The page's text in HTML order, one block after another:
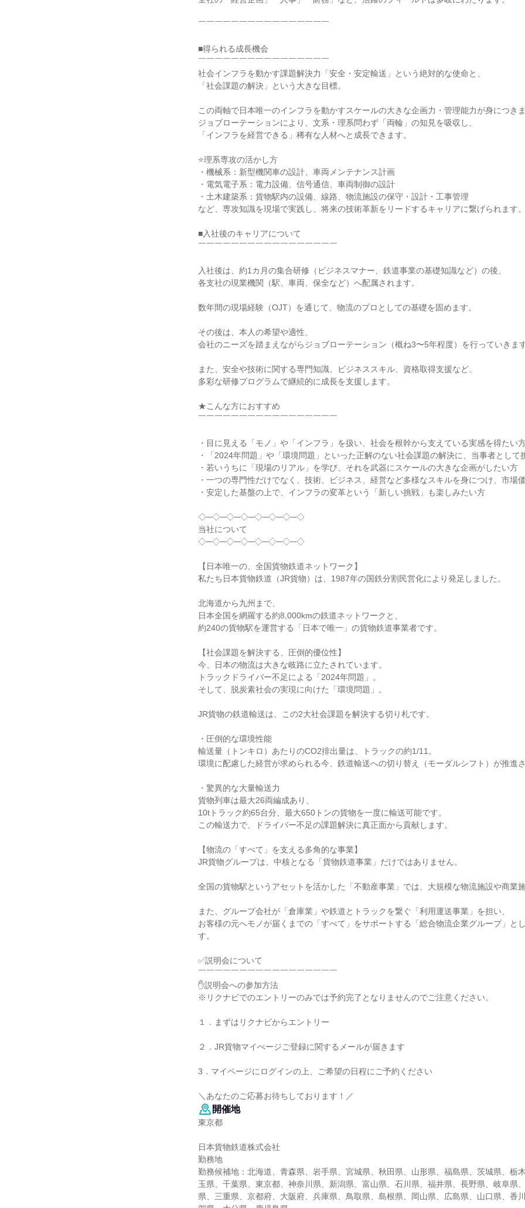
￣￣￣￣￣￣￣￣￣￣￣￣￣￣￣￣
■得られる成長機会
￣￣￣￣￣￣￣￣￣￣￣￣￣￣￣￣
社会インフラを動かす課題解決力「安全・安定輸送」という絶対的な使命と、
「社会課題の解決」という大きな目標。
この両軸で日本唯一のインフラを動かすスケールの大きな企画力・管理能力が身につき
ジョブローテーションにより、文系・理系問わず「両輪」の知見を吸収し、
「インフラを経営できる」稀有な人材へと成長できます。
⭐理系専攻の活かし方
・機械系：新型機関車の設計、車両メンテナンス計画
・電気電子系：電力設備、信号通信、車両制御の設計
・土木建築系：貨物駅内の設備、線路、物流施設の保守・設計・工事管理
など、専攻知識を現場で実践し、将来の技術革新をリードするキャリアに繋げられます
■入社後のキャリアについて
￣￣￣￣￣￣￣￣￣￣￣￣￣￣￣￣￣
入社後は、約1カ月の集合研修（ビジネスマナー、鉄道事業の基礎知識など）の後、
各支社の現業機関（駅、車両、保全など）へ配属されます。
数年間の現場経験（OJT）を通じて、物流のプロとしての基礎を固めます。
その後は、本人の希望や適性、
会社のニーズを踏まえながらジョブローテーション（概ね3〜5年程度）を行っていきま
また、安全や技術に関する専門知識、ビジネススキル、資格取得支援など、
多彩な研修プログラムで継続的に成長を支援します。
★こんな方におすすめ
￣￣￣￣￣￣￣￣￣￣￣￣￣￣￣￣￣
・目に見える「モノ」や「インフラ」を扱い、社会を根幹から支えている実感を得たい
・「2024年問題」や「環境問題」といった正解のない社会課題の解決に、当事者として
・若いうちに「現場のリアル」を学び、それを武器にスケールの大きな企画がしたい方
・一つの専門性だけでなく、技術、ビジネス、経営など多様なスキルを身につけ、市場
・安定した基盤の上で、インフラの変革という「新しい挑戦」も楽しみたい方
◇─◇─◇─◇─◇─◇─◇─◇
当社について
◇─◇─◇─◇─◇─◇─◇─◇
【日本唯一の、全国貨物鉄道ネットワーク】
私たち日本貨物鉄道（JR貨物）は、1987年の国鉄分割民営化により発足しました。
北海道から九州まで、
日本全国を網羅する約8,000kmの鉄道ネットワークと、
約240の貨物駅を運営する「日本で唯一」の貨物鉄道事業者です。
【社会課題を解決する、圧倒的優位性】
今、日本の物流は大きな岐路に立たされています。
トラックドライバー不足による「2024年問題」。
そして、脱炭素社会の実現に向けた「環境問題」。
JR貨物の鉄道輸送は、この2大社会課題を解決する切り札です。
・圧倒的な環境性能
輸送量（トンキロ）あたりのCO2排出量は、トラックの約1/11。
環境に配慮した経営が求められる今、鉄道輸送への切り替え（モーダルシフト）が推進
・驚異的な大量輸送力
貨物列車は最大26両編成あり、
10tトラック約65台分、最大650トンの貨物を一度に輸送可能です。
この輸送力で、ドライバー不足の課題解決に真正面から貢献します。
【物流の「すべて」を支える多角的な事業】
JR貨物グループは、中核となる「貨物鉄道事業」だけではありません。
全国の貨物駅というアセットを活かした「不動産事業」では、大規模な物流施設や商業
また、グループ会社が「倉庫業」や鉄道とトラックを繋ぐ「利用運送事業」を担い、
お客様の元へモノが届くまでの「すべて」をサポートする「総合物流企業グループ」と
す。
✅説明会について
￣￣￣￣￣￣￣￣￣￣￣￣￣￣￣￣￣
✋説明会への参加方法
※リクナビでのエントリーのみでは予約完了となりませんのでご注意ください。
１．まずはリクナビからエントリー
２．JR貨物マイぺージご登録に関するメールが届きます
3．マイページにログインの上、ご希望の日程にご予約ください
＼あなたのご応募お待ちしております！／
開催地
東京都
日本貨物鉄道株式会社
勤務地
勤務候補地：北海道、青森県、岩手県、宮城県、秋田県、山形県、福島県、茨城県、栃
玉県、千葉県、東京都、神奈川県、新潟県、富山県、石川県、福井県、長野県、岐阜県
県、三重県、京都府、大阪府、兵庫県、鳥取県、島根県、岡山県、広島県、山口県、香